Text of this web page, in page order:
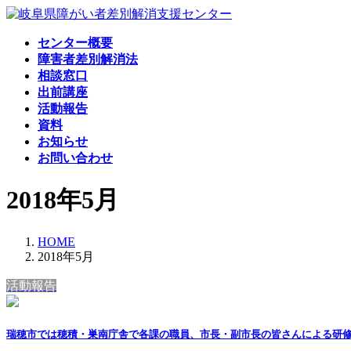
コ
ナ
センター概要
障害者差別解消法
相談窓口
出前講座
活動報告
資料
お知らせ
お問い合わせ
2018年5月
HOME
2018年5月
活動報告
瑞穂市では穂積・巣南庁舎で各課の職員、市長・副市長の皆さんによる研